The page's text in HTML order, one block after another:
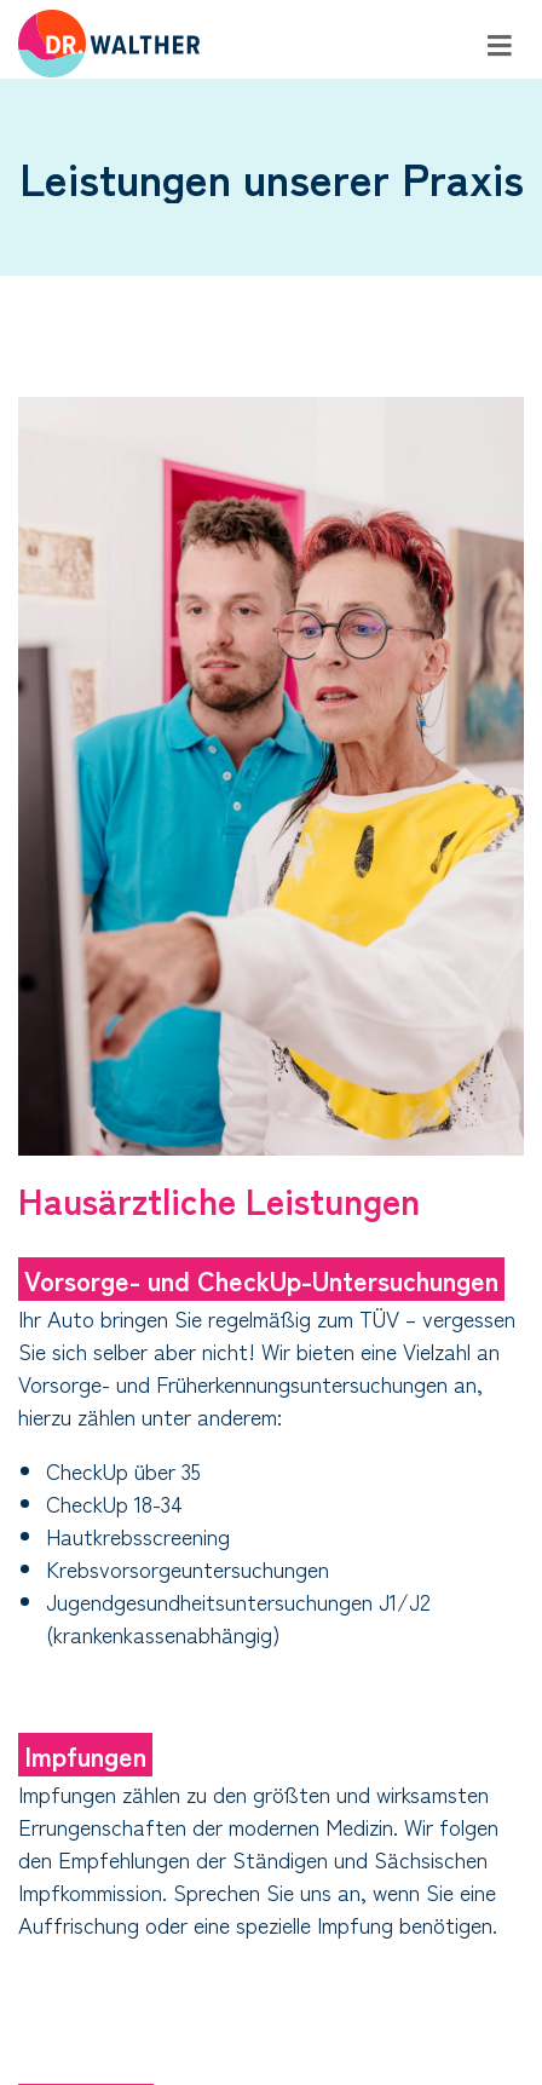
Leistungen unserer Praxis
Hausärztliche Leistungen
Vorsorge- und CheckUp-Untersuchungen
Ihr Auto bringen Sie regelmäßig zum TÜV – vergessen
Sie sich selber aber nicht! Wir bieten eine Vielzahl an
Vorsorge- und Früherkennungsuntersuchungen an,
hierzu zählen unter anderem:
CheckUp über 35
CheckUp 18-34
Hautkrebsscreening
Krebsvorsorgeuntersuchungen
Jugendgesundheitsuntersuchungen J1/J2
(krankenkassenabhängig)
Impfungen
Impfungen zählen zu den größten und wirksamsten
Errungenschaften der modernen Medizin. Wir folgen
den Empfehlungen der Ständigen und Sächsischen
Impfkommission. Sprechen Sie uns an, wenn Sie eine
Auffrischung oder eine spezielle Impfung benötigen.